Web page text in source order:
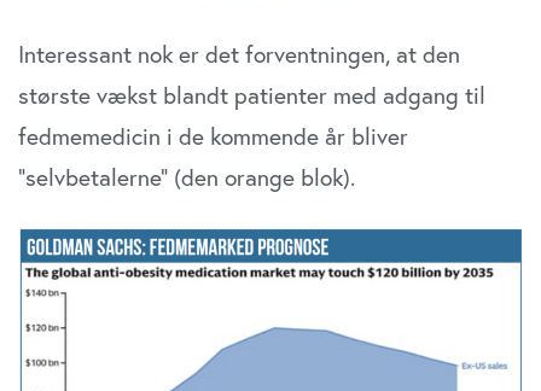
Interessant nok er det forventningen, at den
største vækst blandt patienter med adgang til
fedmemedicin i de kommende år bliver
”selvbetalerne” (den orange blok).